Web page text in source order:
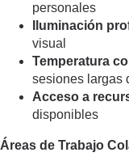
personales
Iluminación
visual
Temperatura
sesiones largas
Acceso a
disponibles
Áreas de Trabajo